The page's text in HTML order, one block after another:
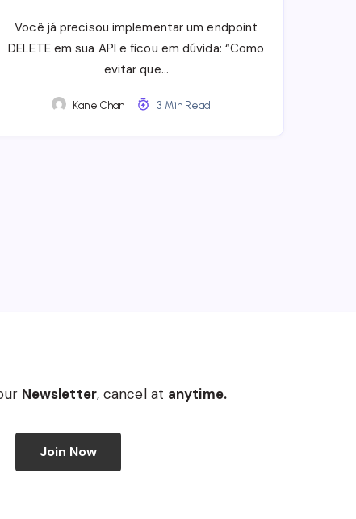
Você já precisou implementar um endpoint
DELETE em sua API e ficou em dúvida: “Como
evitar que…
Kane Chan 3 Min Read
Newsletter, cancel at anytime.
Join Now